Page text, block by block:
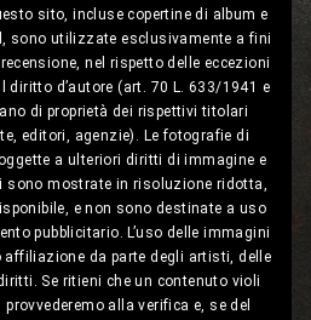
sito, incluse copertine di album e
sono utilizzate esclusivamente a fini
nel rispetto delle eccezioni
diritto d’autore (art. 70 L. 633/1941 e
di proprietà dei rispettivi titolari
editori, agenzie). Le fotografie di
a ulteriori diritti di immagine e
sono mostrate in risoluzione ridotta,
e non sono destinate a uso
pubblicitario. L’uso delle immagini
affiliazione da parte degli artisti, delle
Se ritieni che un contenuto violi
alla verifica e, se del